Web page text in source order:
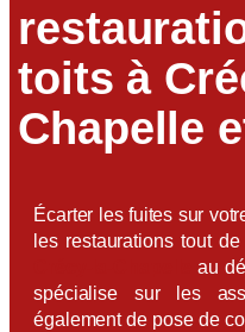
toits à
Chapelle
Écarter les fuites sur
les restaurations tout de
au
spécialise sur les
également de pose de